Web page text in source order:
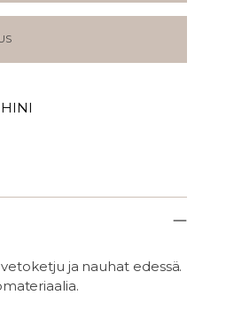
ja nauhat edessä.